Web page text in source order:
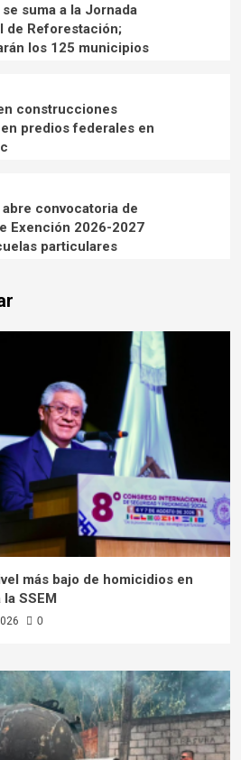
suma a la Jornada
de Reforestación;
los 125 municipios
construcciones
predios federales en
abre convocatoria de
Exención 2026-2027
particulares
más bajo de homicidios en
SSEM
0